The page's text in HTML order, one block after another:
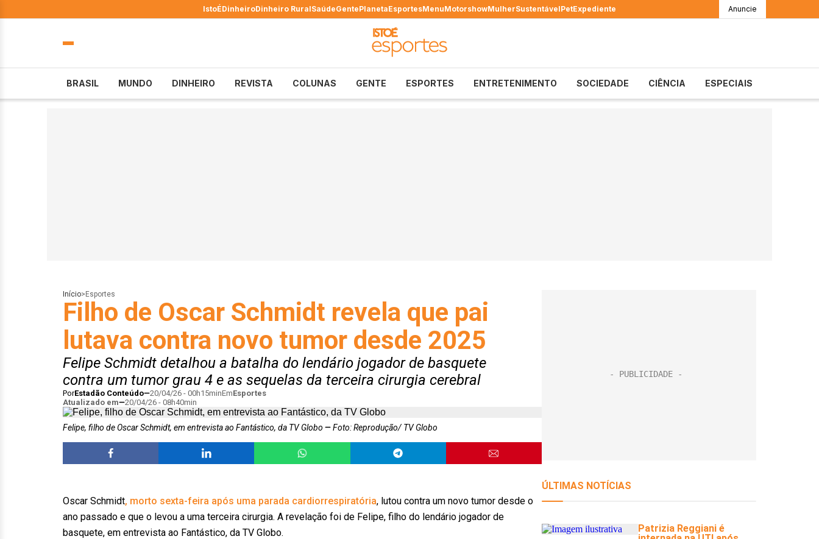
IstoÉDinheiroDinheiro RuralSaúdeGentePlanetaEsportesMenuMotorshowMulherSustentávelPetExpediente Anuncie
BRASIL MUNDO DINHEIRO REVISTA COLUNAS GENTE ESPORTES ENTRETENIMENTO SOCIEDADE CIÊNCIA ESPECIAIS
Início> Esportes
Filho de Oscar Schmidt revela que pai
lutava contra novo tumor desde 2025
Felipe Schmidt detalhou a batalha do lendário jogador de basquete
contra um tumor grau 4 e as sequelas da terceira cirurgia cerebral
PorEstadão Conteúdo 20/04/26 - 00h15minEmEsportes
Atualizado em
20/04/26 - 08h40min
Felipe, filho de Oscar Schmidt, em entrevista ao Fantástico, da TV Globo Foto: Reprodução/ TV Globo
Oscar Schmidt, morto sexta-feira após uma parada cardiorrespiratória, lutou contra um novo tumor desde o
ano passado e que o levou a uma terceira cirurgia. A revelação foi de Felipe, filho do lendário jogador de
basquete, em entrevista ao Fantástico, da TV Globo.